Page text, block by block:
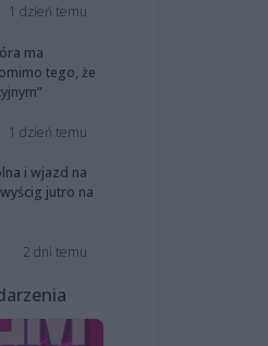
1 dzień temu
ma
tego, że
1 dzień temu
i wjazd na
jutro na
2 dni temu